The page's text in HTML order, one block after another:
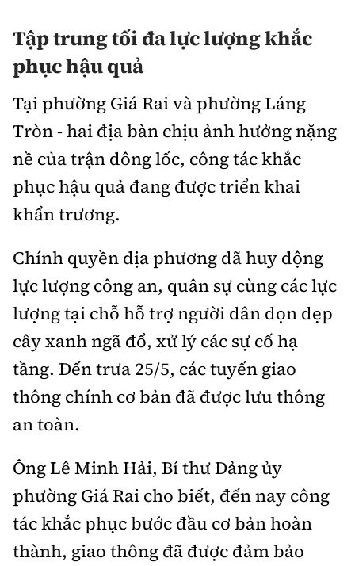
Tập trung tối đa lực lượng khắc
phục hậu quả
Tại phường Giá Rai và phường Láng
Tròn - hai địa bàn chịu ảnh hưởng nặng
nề của trận dông lốc, công tác khắc
phục hậu quả đang được triển khai
khẩn trương.
Chính quyền địa phương đã huy động
lực lượng công an, quân sự cùng các lực
lượng tại chỗ hỗ trợ người dân dọn dẹp
cây xanh ngã đổ, xử lý các sự cố hạ
tầng. Đến trưa 25/5, các tuyến giao
thông chính cơ bản đã được lưu thông
an toàn.
Ông Lê Minh Hải, Bí thư Đảng ủy
phường Giá Rai cho biết, đến nay công
tác khắc phục bước đầu cơ bản hoàn
thành, giao thông đã được đảm bảo